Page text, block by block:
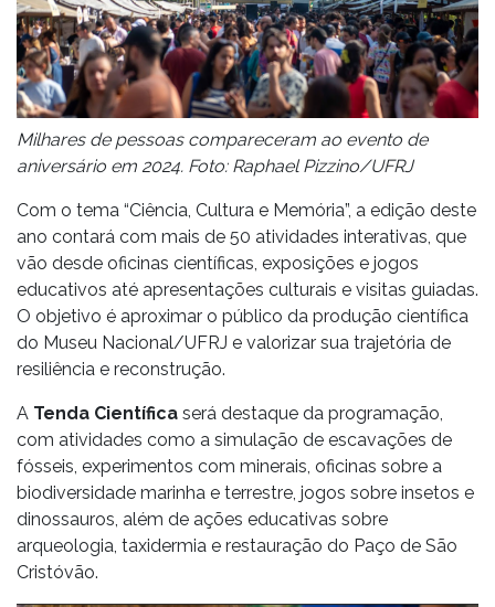
Milhares de pessoas compareceram ao evento de
aniversário em 2024. Foto: Raphael Pizzino/UFRJ
Com o tema “Ciência, Cultura e Memória”, a edição deste
ano contará com mais de 50 atividades interativas, que
vão desde oficinas científicas, exposições e jogos
educativos até apresentações culturais e visitas guiadas.
O objetivo é aproximar o público da produção científica
do Museu Nacional/UFRJ e valorizar sua trajetória de
resiliência e reconstrução.
A Tenda Científica será destaque da programação,
com atividades como a simulação de escavações de
fósseis, experimentos com minerais, oficinas sobre a
biodiversidade marinha e terrestre, jogos sobre insetos e
dinossauros, além de ações educativas sobre
arqueologia, taxidermia e restauração do Paço de São
Cristóvão.